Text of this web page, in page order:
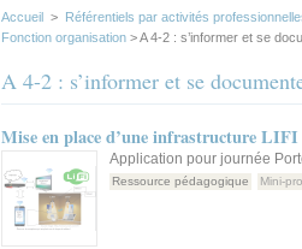
Accueil > Référentiels par activités
Fonction organisation > A 4-2 : s’informer et se
A 4-2 : s’informer et se
Mise en place d’une infrastructure LIFI
Application pour journée
Ressource pédagogique Mini-